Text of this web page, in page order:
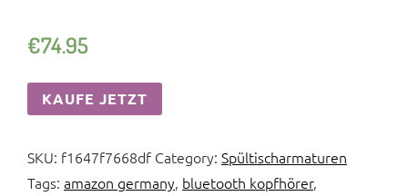
€74.95
KAUFE JETZT
SKU: f1647f7668df Category: Spültischarmaturen
Tags: amazon germany, bluetooth kopfhörer,